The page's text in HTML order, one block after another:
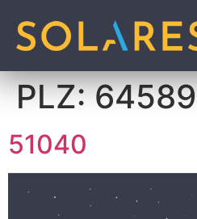
PLZ:64589
51040